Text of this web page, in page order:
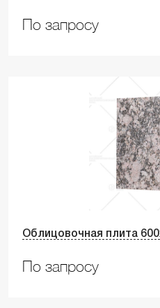
По запросу
Облицовочная плита
По запросу